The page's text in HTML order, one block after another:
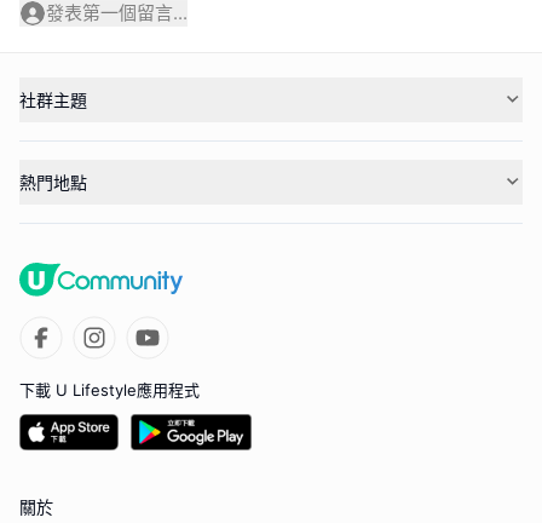
發表第一個留言...
社群主題
熱門地點
下載 U Lifestyle應用程式
關於